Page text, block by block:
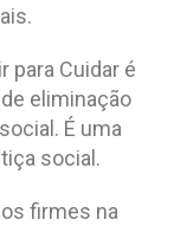
para Cuidar é
eliminação
É uma
social.
firmes na